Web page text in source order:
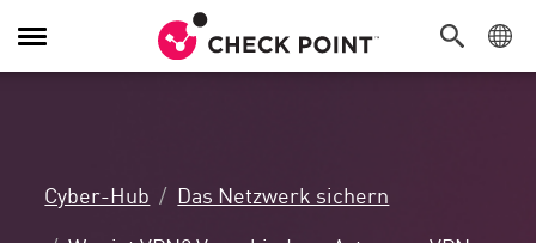
Navigation
umschalten
Cyber-Hub
Das Netzwerk sichern